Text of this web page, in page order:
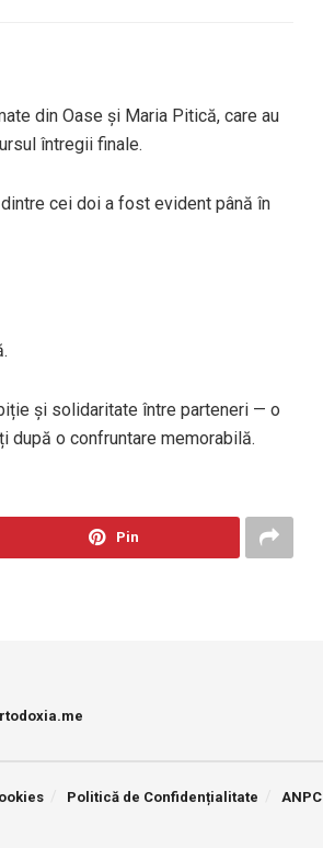
din Oase și Maria Pitică, care au
întregii finale.
cei doi a fost evident până în
și solidaritate între parteneri — o
o confruntare memorabilă.
Pin
Politică de Confidențialitate ANPC